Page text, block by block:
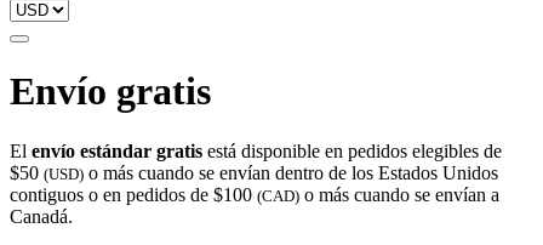
Envío gratis
El envío estándar gratis está disponible en pedidos elegibles de
$50 (USD) o más cuando se envían dentro de los Estados Unidos
contiguos o en pedidos de $100 (CAD) o más cuando se envían a
Canadá.